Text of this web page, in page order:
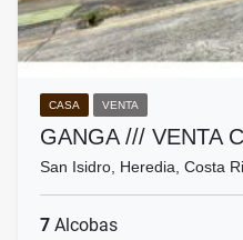
CASA VENTA
GANGA /// VENTA
San Isidro, Heredia, Costa
7 Alcobas